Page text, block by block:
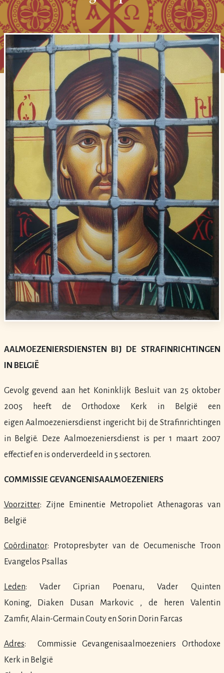
AALMOEZENIERSDIENSTEN BIJ DE STRAFINRICHTINGEN
IN BELGIË
Gevolg gevend aan het Koninklijk Besluit van 25 oktober
2005 heeft de Orthodoxe Kerk in België een
eigen Aalmoezeniersdienst ingericht bij de Strafinrichtingen
in België. Deze Aalmoezeniersdienst is per 1 maart 2007
effectief en is onderverdeeld in 5 sectoren.
COMMISSIE GEVANGENISAALMOEZENIERS
Voorzitter: Zijne Eminentie Metropoliet Athenagoras van
België
Coördinator: Protopresbyter van de Oecumenische Troon
Evangelos Psallas
Leden: Vader Ciprian Poenaru, Vader Quinten
Koning, Diaken Dusan Markovic , de heren Valentin
Zamfir, Alain-Germain Couty en Sorin Dorin Farcas
Adres:
Commissie Gevangenisaalmoezeniers Orthodoxe
Kerk in België